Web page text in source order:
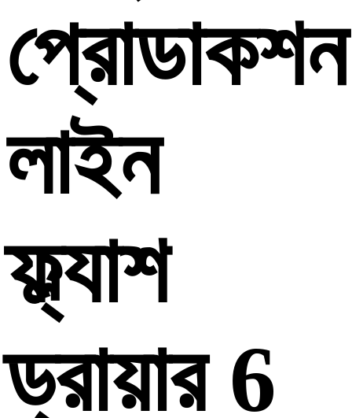
প্রোডাকশন
লাইন
ফ্ল্যাশ
ড্রায়ার 6